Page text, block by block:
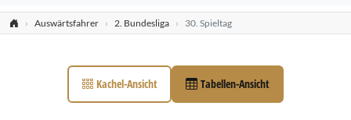
Auswärtsfahrer 2. Bundesliga 30. Spieltag
Kachel-Ansicht Tabellen-Ansicht